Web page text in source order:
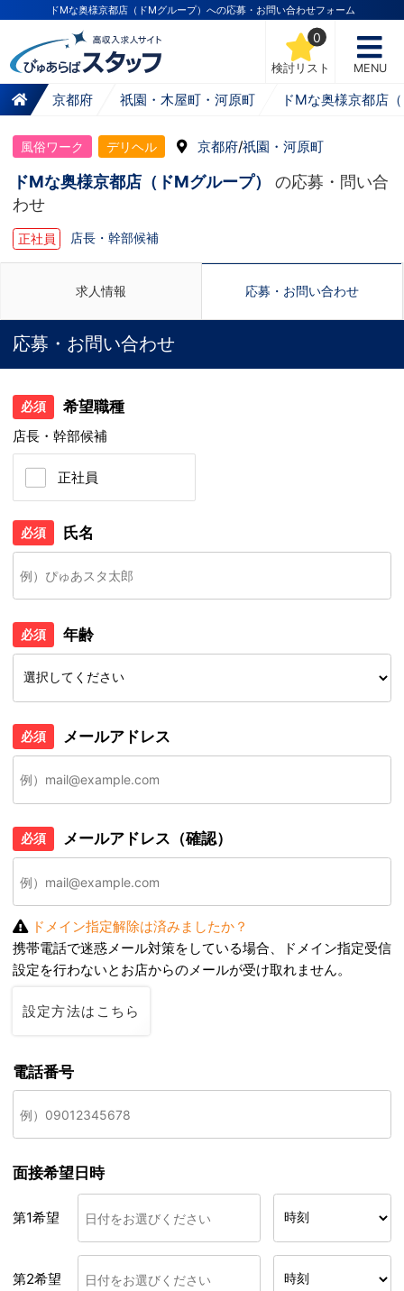
ドMな奥様京都店（ドMグループ）への応募・お問い合わせフォーム
検討リスト
0
MENU
京都府 祇園・木屋町・河原町 ドMな奥様京都店
風俗ワーク デリヘル 京都府/祇園・河原町
ドMな奥様京都店（ドMグループ）
の応募・問い合
わせ
正社員 店長・幹部候補
求人情報 応募・お問い合わせ
応募・お問い合わせ
必須 希望職種
店長・幹部候補
正社員
必須 氏名
必須 年齢
必須 メールアドレス
必須 メールアドレス（確認）
ドメイン指定解除は済みましたか？
携帯電話で迷惑メール対策をしている場合、ドメイン指定受信
設定を行わないとお店からのメールが受け取れません。
設定方法はこちら
電話番号
面接希望日時
第1希望
第2希望